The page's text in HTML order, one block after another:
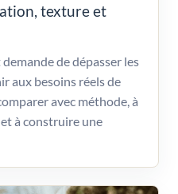
texture et
de dépasser les
aux besoins réels de
avec méthode, à
à construire une